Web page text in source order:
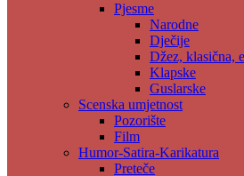
Pjesme
Narodne
Dječije
Džez, klasična,
Klapske
Guslarske
Scenska umjetnost
Pozorište
Film
Humor-Satira-Karikatura
Preteče